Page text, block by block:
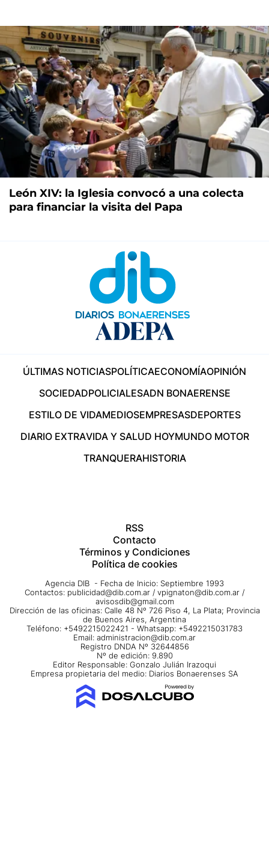
León XIV: la Iglesia convocó a una colecta
para financiar la visita del Papa
ÚLTIMAS NOTICIASPOLÍTICAECONOMÍAOPINIÓN
SOCIEDADPOLICIALESADN BONAERENSE
ESTILO DE VIDAMEDIOSEMPRESASDEPORTES
DIARIO EXTRAVIDA Y SALUD HOYMUNDO MOTOR
TRANQUERAHISTORIA
RSS
Contacto
Términos y Condiciones
Política de cookies
Agencia DIB - Fecha de Inicio: Septiembre 1993
Contactos: publicidad@dib.com.ar / vpignaton@dib.com.ar /
avisosdib@gmail.com
Dirección de las oficinas: Calle 48 Nº 726 Piso 4, La Plata; Provincia
de Buenos Aires, Argentina
Teléfono: +5492215022421 - Whatsapp: +5492215031783
Email: administracion@dib.com.ar
Registro DNDA Nº 32644856
Nº de edición: 9.890
Editor Responsable: Gonzalo Julián Irazoqui
Empresa propietaria del medio: Diarios Bonaerenses SA